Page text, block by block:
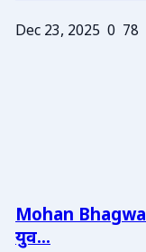
Dec 23, 2025 0 78
Mohan
युव...